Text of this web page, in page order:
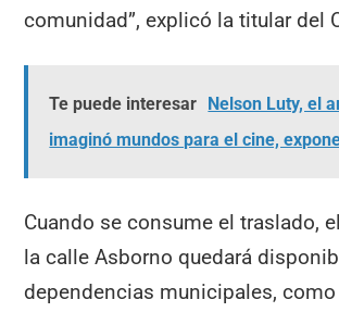
comunidad”, explicó la titular del
Te puede interesar Nelson Luty, el
imaginó mundos para el cine,
Cuando se consume el traslado,
la calle Asborno quedará
dependencias municipales,